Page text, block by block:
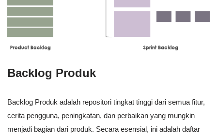
Backlog Produk
Backlog Produk adalah repositori tingkat tinggi dari semua fitur,
cerita pengguna, peningkatan, dan perbaikan yang mungkin
menjadi bagian dari produk. Secara esensial, ini adalah daftar